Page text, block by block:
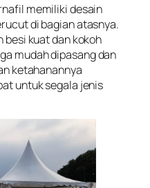
memiliki desain
di bagian atasnya.
besi kuat dan kokoh
mudah dipasang dan
ketahanannya
untuk segala jenis